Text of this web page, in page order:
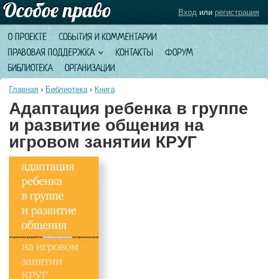
О ПРОЕКТЕ
СОБЫТИЯ И КОММЕНТАРИИ
ПРАВОВАЯ ПОДДЕРЖКА
КОНТАКТЫ
ФОРУМ
БИБЛИОТЕКА
ОРГАНИЗАЦИИ
Вход или регистрация
Главная › Библиотека› Книга
Адаптация ребенка в группе
и развитие общения на
игровом занятии КРУГ